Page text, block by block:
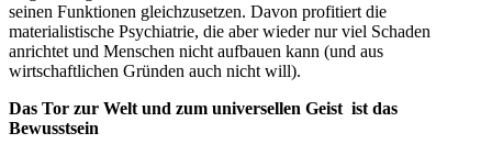
seinen Funktionen gleichzusetzen. Davon profitiert die
materialistische Psychiatrie, die aber wieder nur viel Schaden
anrichtet und Menschen nicht aufbauen kann (und aus
wirtschaftlichen Gründen auch nicht will).
Das Tor zur Welt und zum universellen Geist ist das
Bewusstsein